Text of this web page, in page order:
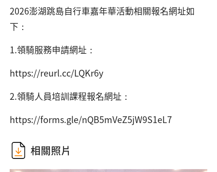
2026澎湖跳島自行車嘉年華活動相關報名網址如
下：
1.領騎服務申請網址：
https://reurl.cc/LQKr6y
2.領騎人員培訓課程報名網址：
https://forms.gle/nQB5mVeZ5jW9S1eL7
相關照片